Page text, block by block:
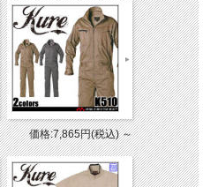
価格:7,865円(税込)～